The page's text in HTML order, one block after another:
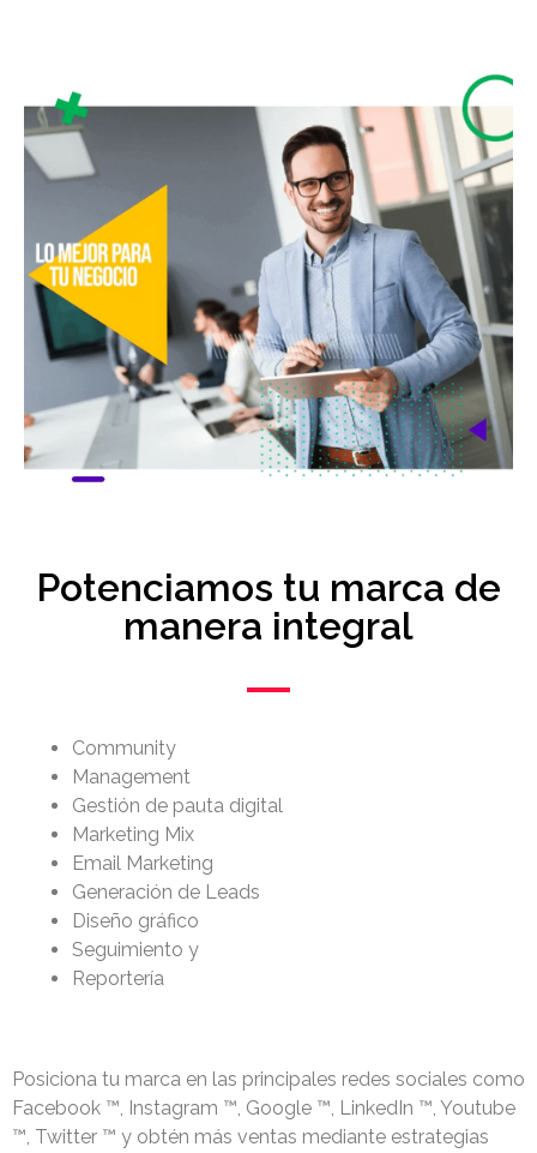
Potenciamos tu marca de
manera integral
Community
Management
Gestión de pauta digital
Marketing Mix
Email Marketing
Generación de Leads
Diseño gráfico
Seguimiento y
Reportería
Posiciona tu marca en las principales redes sociales como
Facebook ™, Instagram ™, Google ™, LinkedIn ™, Youtube
™, Twitter ™ y obtén más ventas mediante estrategias